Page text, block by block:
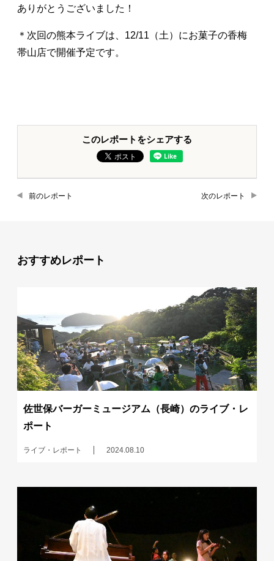
ありがとうございました！
＊次回の熊本ライブは、12/11（土）にお菓子の香梅
帯山店で開催予定です。
このレポートをシェアする
前のレポート 次のレポート
おすすめレポート
佐世保バーガーミュージアム（長崎）のライブ・レ
ポート
ライブ・レポート 2024.08.10